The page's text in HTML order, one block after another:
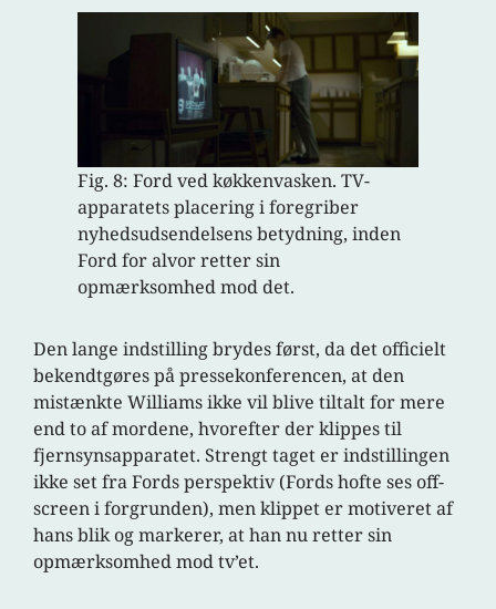
Fig. 8: Ford ved køkkenvasken. TV-
apparatets placering i foregriber
nyhedsudsendelsens betydning, inden
Ford for alvor retter sin
opmærksomhed mod det.
Den lange indstilling brydes først, da det officielt
bekendtgøres på pressekonferencen, at den
mistænkte Williams ikke vil blive tiltalt for mere
end to af mordene, hvorefter der klippes til
fjernsynsapparatet. Strengt taget er indstillingen
ikke set fra Fords perspektiv (Fords hofte ses off-
screen i forgrunden), men klippet er motiveret af
hans blik og markerer, at han nu retter sin
opmærksomhed mod tv’et.